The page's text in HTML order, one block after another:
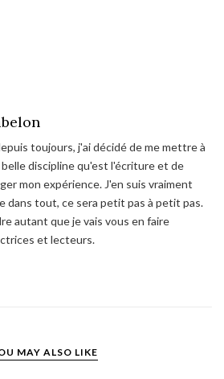
toujours, j'ai décidé de me mettre à
discipline qu'est l'écriture et de
mon expérience. J'en suis vraiment
dans tout, ce sera petit pas à petit pas.
autant que je vais vous en faire
et lecteurs.
MAY ALSO LIKE